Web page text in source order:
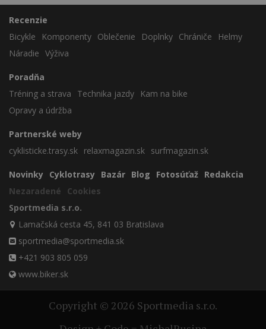
Recenzie
Bicykle
Komponenty Oblečenie Doplnky Chrániče
Helmy
Náradie Výživa
Poradňa
Tréning a strava
Technika jazdy
Kam na bike
Opravy a údržba
Partnerské weby
cyklisticke.trasy.sk relaxmagazin.sk surfmagazin.sk
Novinky Cyklotrasy Bazár Blog Fotosúťaž Redakcia
Nezaradené
Cookies
Sportmedia s.r.o.
Lamačská cesta 45, 841 03 Bratislava
sportmedia@sportmedia.sk
+421 903 805 059
www.biker.sk
Copyright © 2026 Sportmedia s.r.o.